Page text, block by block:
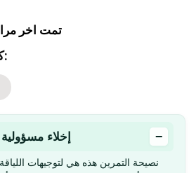
تمت اخر مراجعة
كيف راجعنا هذا المقال:
🏋🏻‍♂️ إخلاء −
نصيحة التمرين هذه هي لتوجيهات